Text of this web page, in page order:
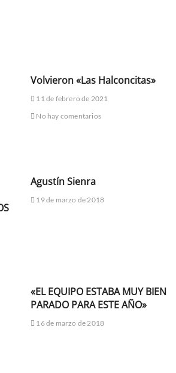
Volvieron «Las Halconcitas»
11 de febrero de 2021
No hay comentarios
Agustín Sienra
19 de marzo de 2018
«EL EQUIPO ESTABA MUY BIEN
PARADO PARA ESTE AÑO»
16 de marzo de 2018